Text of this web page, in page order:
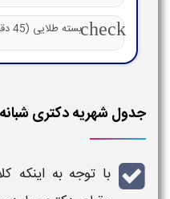
checkبسته طلایی (45 دقیقه ای) شهریه دکتری شبانه سال
دکتری شبانه ۱۴۰۵ - ۱۴۰۶
با توجه به اینکه کلاس